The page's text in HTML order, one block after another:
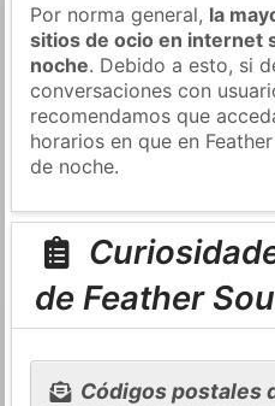
Por norma general, la
sitios de ocio en internet
noche. Debido a esto, si
conversaciones con
recomendamos que
horarios en que en
de noche.
de Feather
Códigos postales